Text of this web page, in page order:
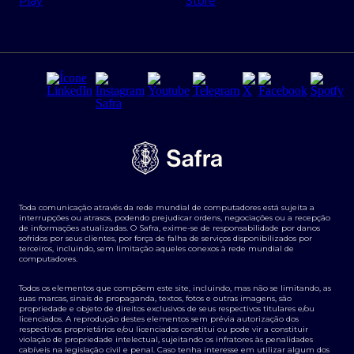
Regras e Parâmetros de Atuação Banco Safra
Segurança da Informação
Tarifas e serviços Pessoa Física
Transparência de remuneração
Termos e Condições para Portabilidade de Investimento
Derivativos
Agronegócios
Toda comunicação através da rede mundial de computadores está sujeita a
interrupções ou atrasos, podendo prejudicar ordens, negociações ou a recepção
de informações atualizadas. O Safra, exime-se de responsabilidade por danos
sofridos por seus clientes, por força de falha de serviços disponibilizados por
terceiros, incluindo, sem limitação aqueles conexos à rede mundial de
computadores.
Todos os elementos que compõem este site, incluindo, mas não se limitando, as
suas marcas, sinais de propaganda, textos, fotos e outras imagens, são
propriedade e objeto de direitos exclusivos de seus respectivos titulares e/ou
licenciados. A reprodução destes elementos sem prévia autorização dos
respectivos proprietários e/ou licenciados constitui ou pode vir a constituir
violação de propriedade intelectual, sujeitando os infratores às penalidades
cabíveis na legislação civil e penal. Caso tenha interesse em utilizar algum dos